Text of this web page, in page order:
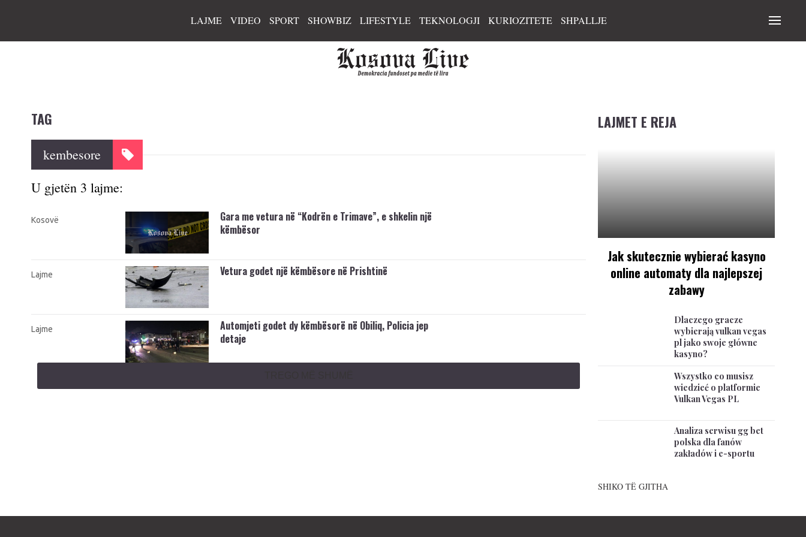
LAJME VIDEO SPORT SHOWBIZ LIFESTYLE TEKNOLOGJI KURIOZITETE SHPALLJE
TAG
kembesore
U gjetën 3 lajme:
Kosovë
Gara me vetura në “Kodrën e Trimave”, e shkelin një
këmbësor
Lajme Vetura godet një këmbësore në Prishtinë
Lajme
Automjeti godet dy këmbësorë në Obiliq, Policia jep
detaje
LAJMET E REJA
Jak skutecznie wybierać kasyno
online automaty dla najlepszej
zabawy
Dlaczego gracze
wybierają vulkan vegas
pl jako swoje główne
kasyno?
Wszystko co musisz
wiedzieć o platformie
Vulkan Vegas PL
Analiza serwisu gg bet
polska dla fanów
zakładów i e-sportu
SHIKO TË GJITHA